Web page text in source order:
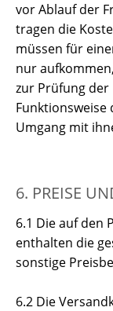
vor Ablauf der
tragen die
müssen für
nur
zur Prüfung der
Umgang mit
6. PREISE
6.1 Die auf den
enthalten die
sonstige
6.2 Die